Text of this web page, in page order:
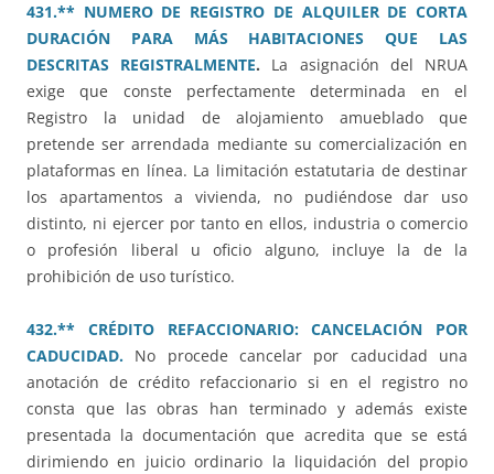
431.** NUMERO DE REGISTRO DE ALQUILER DE CORTA
DURACIÓN PARA MÁS HABITACIONES QUE LAS
DESCRITAS REGISTRALMENTE. La asignación del NRUA
exige que conste perfectamente determinada en el
Registro la unidad de alojamiento amueblado que
pretende ser arrendada mediante su comercialización en
plataformas en línea. La limitación estatutaria de destinar
los apartamentos a vivienda, no pudiéndose dar uso
distinto, ni ejercer por tanto en ellos, industria o comercio
o profesión liberal u oficio alguno, incluye la de la
prohibición de uso turístico.
432.** CRÉDITO REFACCIONARIO: CANCELACIÓN POR
CADUCIDAD. No procede cancelar por caducidad una
anotación de crédito refaccionario si en el registro no
consta que las obras han terminado y además existe
presentada la documentación que acredita que se está
dirimiendo en juicio ordinario la liquidación del propio